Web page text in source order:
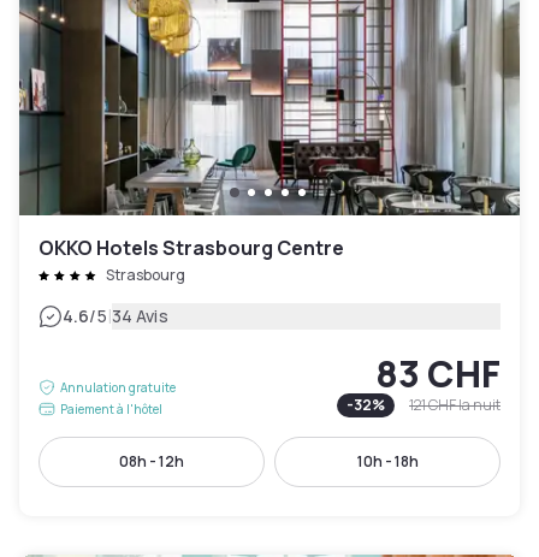
OKKO Hotels Strasbourg Centre
Strasbourg
4.6/5|34 Avis
Annulation gratuite
Paiement à l'hôtel
83 CHF
-32% 121 CHFla nuit
08h - 12h 10h - 18h